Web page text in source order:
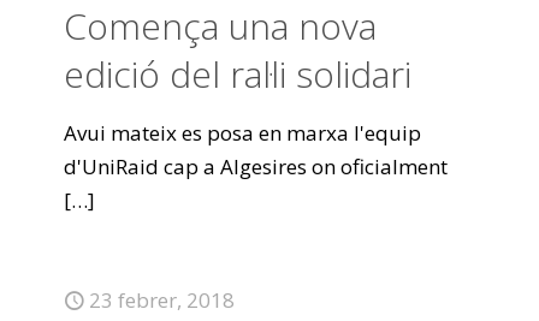
Comença una nova
edició del ral·li solidari
Avui mateix es posa en marxa l'equip
d'UniRaid cap a Algesires on oficialment
[…]
23 febrer, 2018